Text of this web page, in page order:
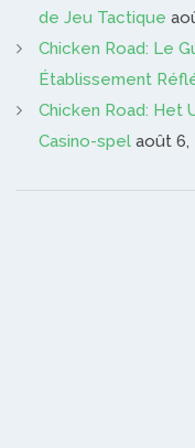
de Jeu Tactique
Chicken Road: Le
Établissement
Chicken Road: Het
Casino-spel août 6,